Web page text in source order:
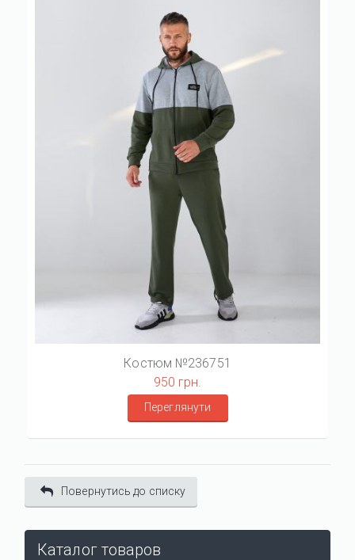
Костюм №236751
950 грн.
Переглянути
Повернутись до списку
Каталог товаров